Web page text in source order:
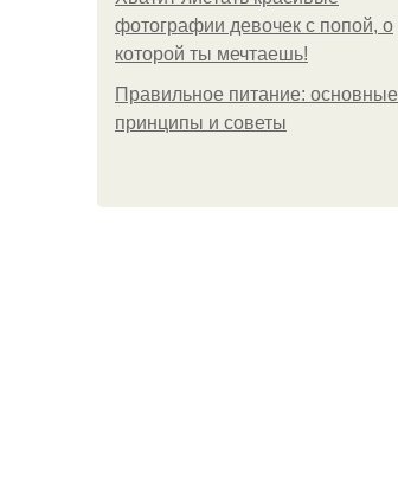
фотографии девочек с попой, о
которой ты мечтаешь!
Правильное питание: основные
принципы и советы